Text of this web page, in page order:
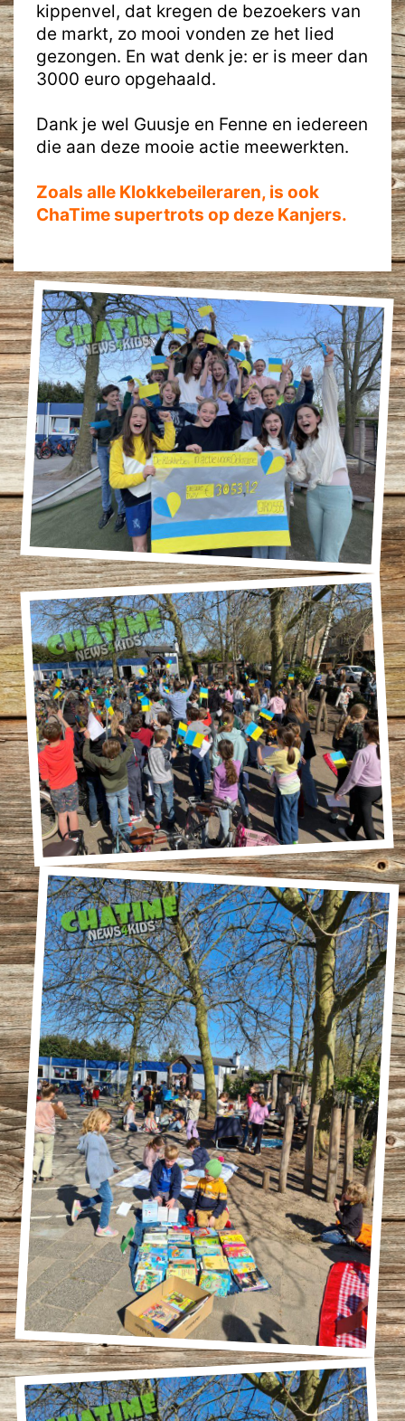
kippenvel, dat kregen de bezoekers van
de markt, zo mooi vonden ze het lied
gezongen. En wat denk je: er is meer dan
3000 euro opgehaald.
Dank je wel Guusje en Fenne en iedereen
die aan deze mooie actie meewerkten.
Zoals alle Klokkebeileraren, is ook
ChaTime supertrots op deze Kanjers.